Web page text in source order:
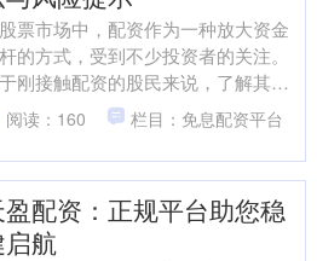
票市场中，配资作为一种放大资金
的方式，受到不少投资者的关注。
刚接触配资的股民来说，了解其运
制、操作方法以及潜在风险至关重
。本文将围绕“炒股如何....
阅读：160 栏目：免息配资平台
盈配资：正规平台助您稳
航